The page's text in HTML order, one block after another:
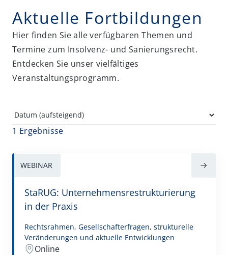
FAO-Fortbildungen
Gesellschaftsrecht
Insolvenz- und Sanierungsrecht
IT-Recht und Datenschutz
Miet- und WEG-Recht
Non-Profit
Öffentliche Hand
Sozialrecht
Verwaltungsrecht
Aktuelle Fortbildungen
Hier finden Sie alle verfügbaren Themen und
Termine zum Insolvenz- und Sanierungsrecht.
Entdecken Sie unser vielfältiges
Veranstaltungsprogramm.
1 Ergebnisse
WEBINAR
StaRUG: Unternehmensrestrukturierung
in der Praxis
Rechtsrahmen, Gesellschafterfragen, strukturelle
Veränderungen und aktuelle Entwicklungen
Online